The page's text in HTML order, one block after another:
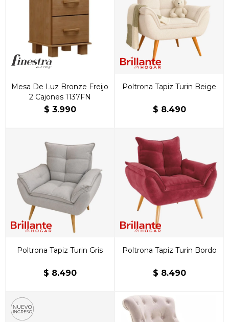
Mesa De Luz Bronze Freijo
2 Cajones 1137FN
$ 3.990
Poltrona Tapiz Turin Beige
$ 8.490
Poltrona Tapiz Turin Gris
$ 8.490
Poltrona Tapiz Turin Bordo
$ 8.490